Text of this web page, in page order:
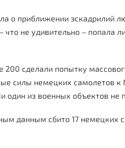
о приближении эскадрилий
не удивительно – попала
сделали попытку
силы немецких самолетов
один из военных объектов не
данным сбито 17 немецких